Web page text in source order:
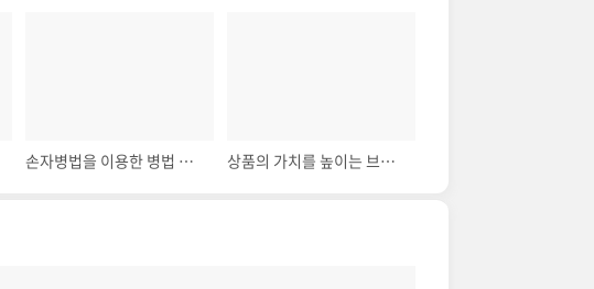
손자병법을 이용한 병법 경영 상품의 가치를 높이는 브랜드 경영